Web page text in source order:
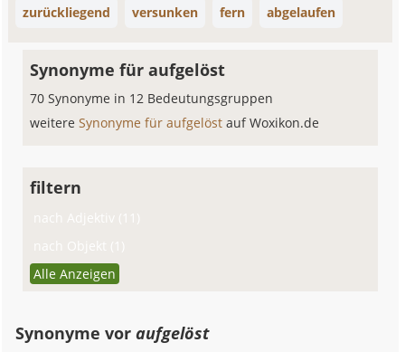
zurückliegend versunken fern abgelaufen
Synonyme für aufgelöst
70 Synonyme in 12 Bedeutungsgruppen
weitereSynonyme für aufgelöstauf Woxikon.de
filtern
nach Adjektiv (11)
nach Objekt (1)
Alle Anzeigen
Synonyme voraufgelöst